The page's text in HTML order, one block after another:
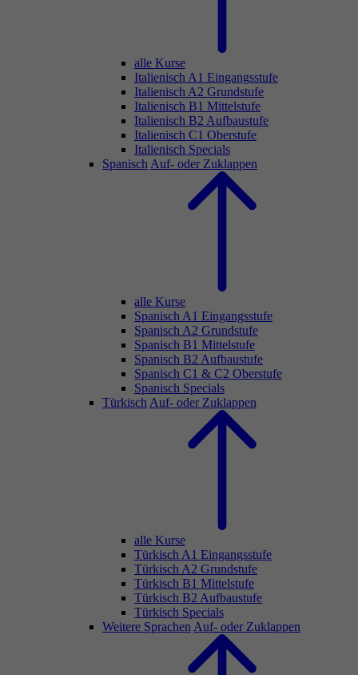
alle Kurse
Italienisch A1 Eingangsstufe
Italienisch A2 Grundstufe
Italienisch B1 Mittelstufe
Italienisch B2 Aufbaustufe
Italienisch C1 Oberstufe
Italienisch Specials
Spanisch Auf- oder Zuklappen
alle Kurse
Spanisch A1 Eingangsstufe
Spanisch A2 Grundstufe
Spanisch B1 Mittelstufe
Spanisch B2 Aufbaustufe
Spanisch C1 & C2 Oberstufe
Spanisch Specials
Türkisch Auf- oder Zuklappen
alle Kurse
Türkisch A1 Eingangsstufe
Türkisch A2 Grundstufe
Türkisch B1 Mittelstufe
Türkisch B2 Aufbaustufe
Türkisch Specials
Weitere Sprachen Auf- oder Zuklappen